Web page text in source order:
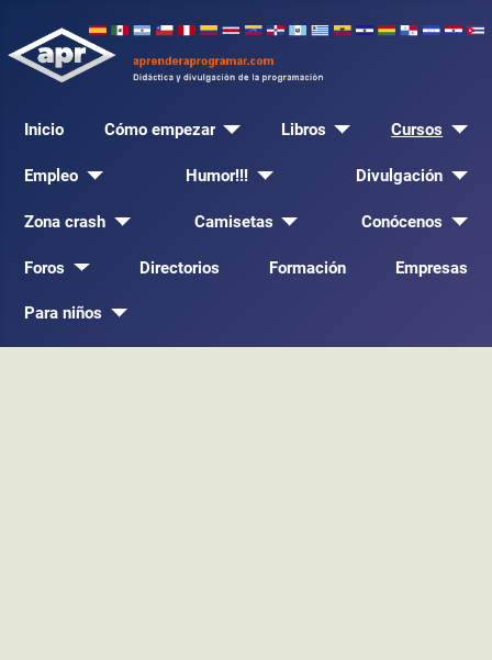
Inicio Cómo empezar Libros Cursos
Empleo Humor!!! Divulgación
Zona crash Camisetas Conócenos
Foros Directorios Formación Empresas
Para niños